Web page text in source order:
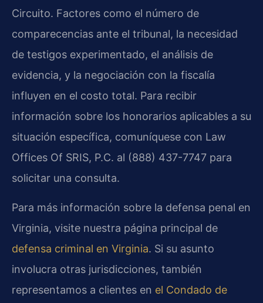
Circuito. Factores como el número de
comparecencias ante el tribunal, la necesidad
de testigos experimentado, el análisis de
evidencia, y la negociación con la fiscalía
influyen en el costo total. Para recibir
información sobre los honorarios aplicables a su
situación específica, comuníquese con Law
Offices Of SRIS, P.C. al (888) 437-7747 para
solicitar una consulta.
Para más información sobre la defensa penal en
Virginia, visite nuestra página principal de
defensa criminal en Virginia. Si su asunto
involucra otras jurisdicciones, también
representamos a clientes en el Condado de